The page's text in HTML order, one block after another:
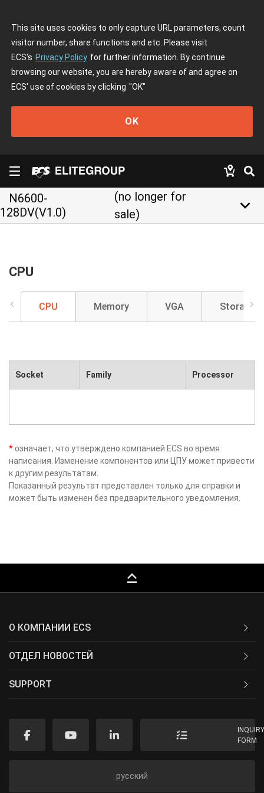
This site uses cookies to only capture URL parameters, count
visitor number, share functions and etc. Please visit
ECS's Privacy Policy for further information. By continue
browsing our website, you are hereby aware of and agree on
ECS' use of cookies by clicking "OK"
OK
N6600-
128DV(V1.0)
(no longer for
sale)
keyboard_arrow_down
CPU
CPU Memory VGA Storage
Socket Family Processor
* означает, что утверждено компанией ECS во время
написания. Изменение компонентов или ЦПУ может привести
к другим результатам.
Показанный результат представлен только для справки и
может быть изменен без предварительного уведомления.
keyboard_capslock
О КОМПАНИИ ECS
ОТДЕЛ НОВОСТЕЙ
SUPPORT
FORM
русский